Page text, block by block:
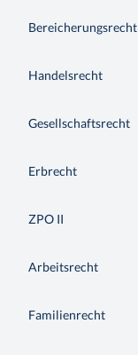
Bereicherungsrecht
Handelsrecht
Gesellschaftsrecht
Erbrecht
ZPO II
Arbeitsrecht
Familienrecht